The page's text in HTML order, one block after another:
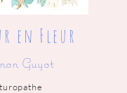
en Fleur
Guyot